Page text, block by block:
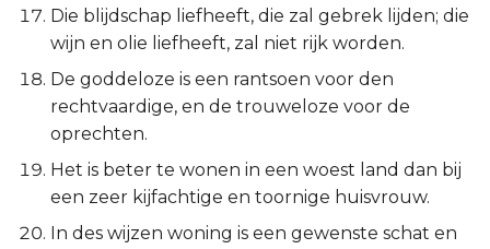
Spreuken 21:27
Spreuken 21:28
Spreuken 21:29
Spreuken 21:30-31
Judas
Openbaring
Die blijdschap liefheeft, die zal gebrek lijden; die
wijn en olie liefheeft, zal niet rijk worden.
De goddeloze is een rantsoen voor den
rechtvaardige, en de trouweloze voor de
oprechten.
Het is beter te wonen in een woest land dan bij
een zeer kijfachtige en toornige huisvrouw.
In des wijzen woning is een gewenste schat en